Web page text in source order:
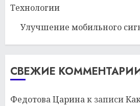
Технологии
Улучшение мобильного
СВЕЖИЕ
Федотова Царинак записи